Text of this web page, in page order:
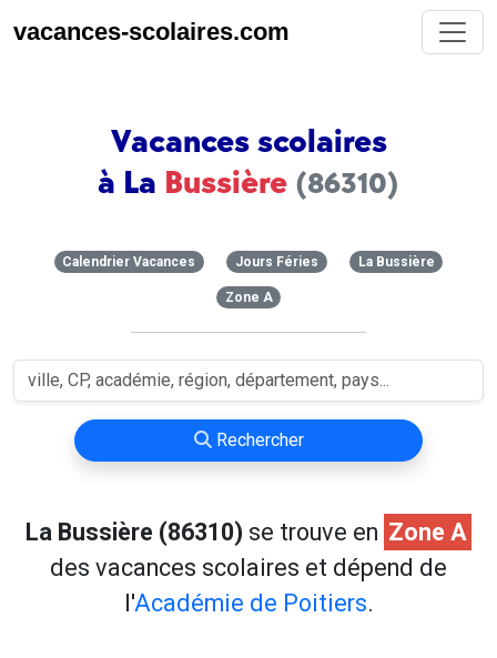
vacances-scolaires.com
Vacances scolaires
à La Bussière (86310)
Calendrier Vacances Jours Féries La Bussière
Zone A
Rechercher
La Bussière (86310) se trouve en Zone A
des vacances scolaires et dépend de
l'Académie de Poitiers.